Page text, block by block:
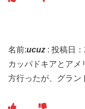
名前:ucuz : 投稿日
カッパドキアとアメ
方行ったが、グラン